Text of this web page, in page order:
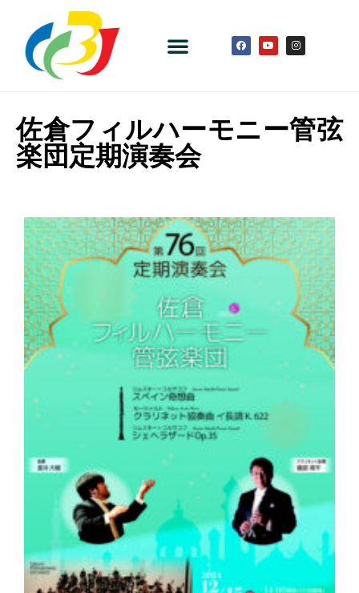
佐倉フィルハーモニー管弦
楽団定期演奏会